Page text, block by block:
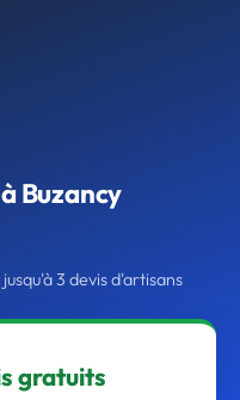
Buzancy
3 devis d'artisans
gratuits